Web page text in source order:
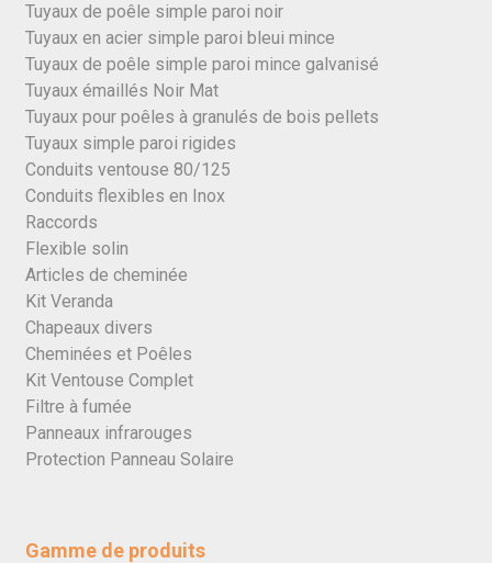
Tuyaux de poêle simple paroi noir
Tuyaux en acier simple paroi bleui mince
Tuyaux de poêle simple paroi mince galvanisé
Tuyaux émaillés Noir Mat
Tuyaux pour poêles à granulés de bois pellets
Tuyaux simple paroi rigides
Conduits ventouse 80/125
Conduits flexibles en Inox
Raccords
Flexible solin
Articles de cheminée
Kit Veranda
Chapeaux divers
Cheminées et Poêles
Kit Ventouse Complet
Filtre à fumée
Panneaux infrarouges
Protection Panneau Solaire
Gamme de produits